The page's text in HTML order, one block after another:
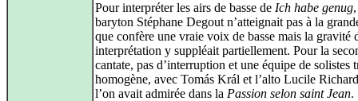
Pour interpréter les airs de basse de Ich habe genug
baryton Stéphane Degout n’atteignait pas à la
que confère une vraie voix de basse mais la gravité
interprétation y suppléait partiellement. Pour la
cantate, pas d’interruption et une équipe de solistes
homogène, avec Tomás Král et l’alto Lucile
l’on avait admirée dans la Passion selon saint Jean.